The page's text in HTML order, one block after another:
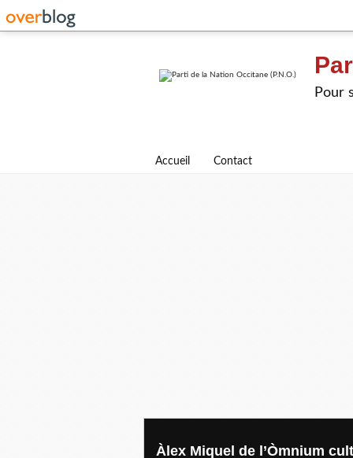
Pour
Accueil Contact
Àlex Miquel de l’Òmnium